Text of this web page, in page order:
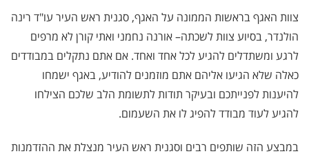
צוות האגף בראשות הממונה על האגף, סגנית ראש העיר עו"ד רינה
הולנדר, בסיוע צוות לשכתה– אורנה נחמני ואתי קורן לא מרפים
לרגע ומשתדלים להגיע לכל אחד ואחד. אם אתם נתקלים במבודדים
כאלה שלא הגיעו אליהם אתם מוזמנים להודיע, באגף ישמחו
להיענות לפנייתכם ובעיקר תודות לתשומת הלב שלכם הצילחו
להגיע לעוד מבודד להפיג לו את השעמום.
במבצע הזה שותפים רבים וסגנית ראש העיר מנצלת את ההזדמנות